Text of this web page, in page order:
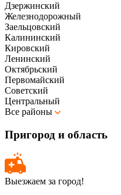
Дзержинский
Железнодорожный
Заельцовский
Калининский
Кировский
Ленинский
Октябрьский
Первомайский
Советский
Центральный
Все районы
Пригород и область
Выезжаем за город!